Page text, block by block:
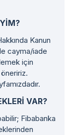
Kanun
cayma/iade
için
VAR?
Fibabanka